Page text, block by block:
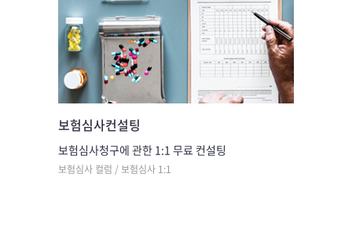
보험심사컨설팅
보험심사청구에 관한 1:1 무료 컨설팅
보험심사 컬럼 / 보험심사 1:1